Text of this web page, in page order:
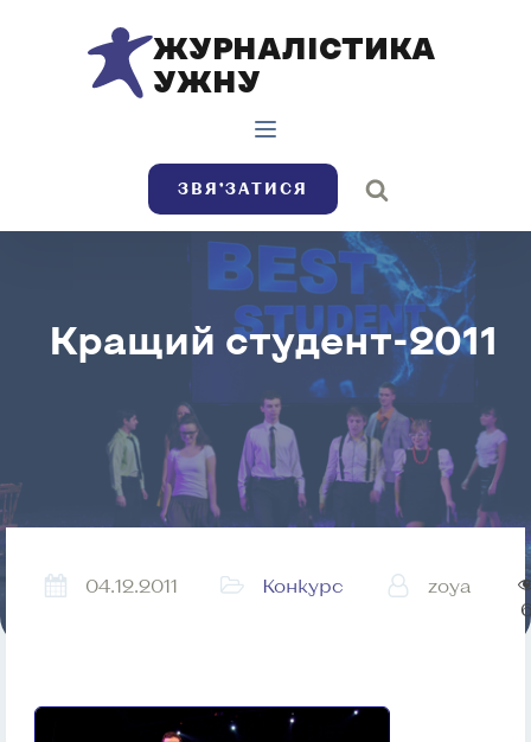
ЖУРНАЛІСТИКА
УЖНУ
ЗВЯ’ЗАТИСЯ
Кращий студент-2011
04.12.2011 Конкурс
zoya